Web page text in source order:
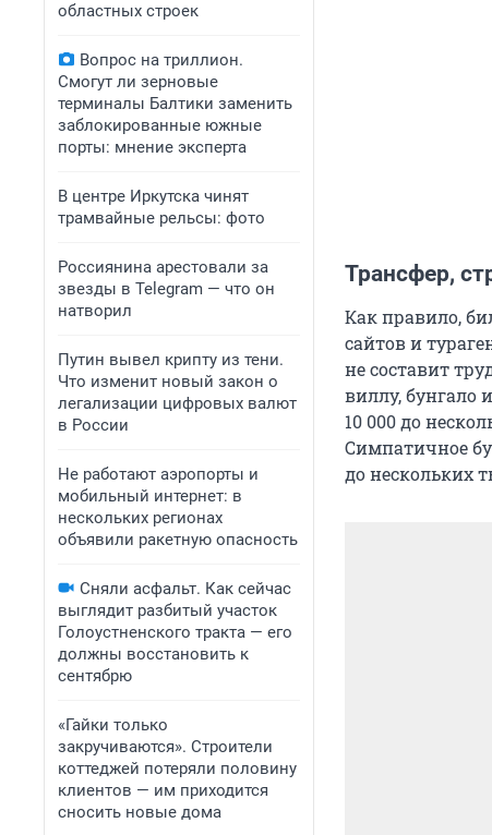
областных строек
Вопрос на триллион.
Смогут ли зерновые
терминалы Балтики заменить
заблокированные южные
порты: мнение эксперта
В центре Иркутска чинят
трамвайные рельсы: фото
Россиянина арестовали за
звезды в Telegram — что он
натворил
Путин вывел крипту из тени.
Что изменит новый закон о
легализации цифровых валют
в России
Не работают аэропорты и
мобильный интернет: в
нескольких регионах
объявили ракетную опасность
Сняли асфальт. Как сейчас
выглядит разбитый участок
Голоустненского тракта — его
должны восстановить к
сентябрю
«Гайки только
закручиваются». Строители
коттеджей потеряли половину
клиентов — им приходится
сносить новые дома
Трансфер,
Как правило,
сайтов и
не составит
виллу, бунгало
10 000 до
Симпатичное
до нескольких